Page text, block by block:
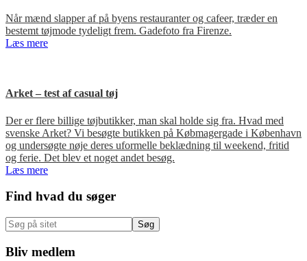
Når mænd slapper af på byens restauranter og cafeer, træder en
bestemt tøjmode tydeligt frem. Gadefoto fra Firenze.
Læs mere
Arket – test af casual tøj
Der er flere billige tøjbutikker, man skal holde sig fra. Hvad med
svenske Arket? Vi besøgte butikken på Købmagergade i København
og undersøgte nøje deres uformelle beklædning til weekend, fritid
og ferie. Det blev et noget andet besøg.
Læs mere
Primær
Sidebar
Find hvad du søger
Søg
på
sitet
Bliv medlem